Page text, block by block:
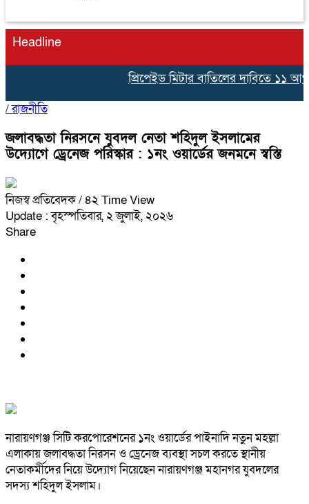
Headline
প্রিপেইড মিটার বাতিলের দাবিতে ১১
/রাজনীতি
জলাবদ্ধতা নিরসনে যুবদল নেতা শহিদুল ইসলামের
উদ্যোগে ড্রেনেজ পরিস্কার : ১নং ওয়ার্ডের জনমনে স্বস্তি
নিজস্ব প্রতিবেদক/ ৪২ Time View
Update : বৃহস্পতিবার, ২ জুলাই, ২০২৬
Share
নারায়ণগঞ্জ সিটি করপোরেশনের ১নং ওয়ার্ডের‌ পাইনাদি নতুন মহল্লা
এলাকায় জলাবদ্ধতা নিরসন ও ড্রেনেজ ব্যবস্থা সচল করতে স্থানীয়
নেতাকর্মীদের নিয়ে উদ্যোগ নিয়েছেন নারায়ণগঞ্জ মহানগর যুবদলের
সদস্য শহিদুল ইসলাম।